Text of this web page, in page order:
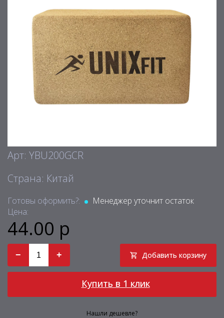
Арт: YBU200GCR
Страна: Китай
Готовы оформить?:
Менеджер уточнит остаток
Цена:
44.00 р
− + Добавить корзину
Купить в 1 клик
Нашли дешевле?